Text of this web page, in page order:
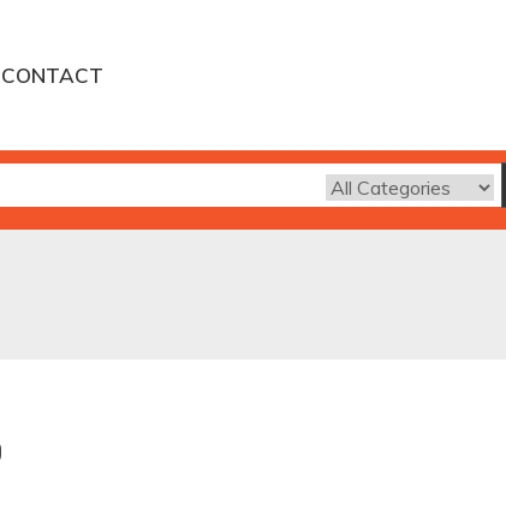
CONTACT